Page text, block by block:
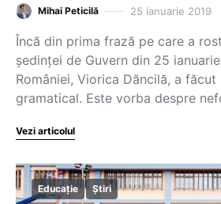
Mihai Peticilă 25 ianuarie 2019
Încă din prima frază pe care a
şedinţei de Guvern din 25
României, Viorica Dăncilă, a
gramatical. Este vorba despre
Vezi articolul
Educație Știri